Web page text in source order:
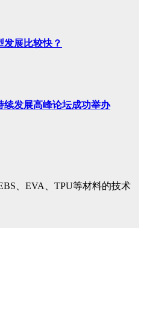
发展比较快？
续发展高峰论坛成功举办
、EVA、TPU等材料的技术